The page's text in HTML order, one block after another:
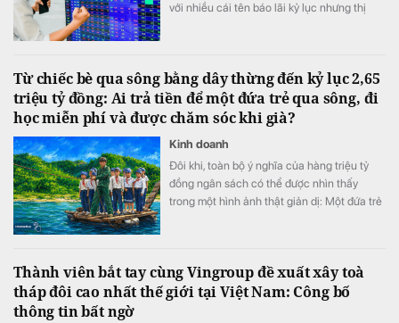
với nhiều cái tên báo lãi kỷ lục nhưng thị
Từ chiếc bè qua sông bằng dây thừng đến kỷ lục 2,65
triệu tỷ đồng: Ai trả tiền để một đứa trẻ qua sông, đi
học miễn phí và được chăm sóc khi già?
Kinh doanh
Đôi khi, toàn bộ ý nghĩa của hàng triệu tỷ
đồng ngân sách có thể được nhìn thấy
trong một hình ảnh thật giản dị: Một đứa trẻ
Thành viên bắt tay cùng Vingroup đề xuất xây toà
tháp đôi cao nhất thế giới tại Việt Nam: Công bố
thông tin bất ngờ